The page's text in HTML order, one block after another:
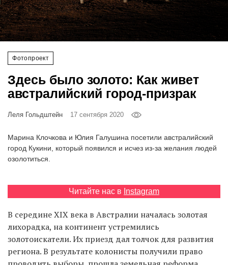
Фотопроект
Здесь было золото: Как живет
австралийский город-призрак
Леля Гольдштейн 17 сентября 2020
Марина Клочкова и Юлия Галушина посетили австралийский
город Кукини, который появился и исчез из-за желания людей
озолотиться.
Читайте нас в Instagram
В середине XIX века в Австралии началась золотая
лихорадка, на континент устремились
золотоискатели. Их приезд дал толчок для развития
региона. В результате колонисты получили право